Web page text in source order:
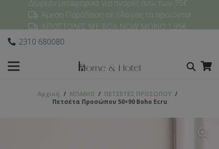
Δωρεάν μεταφορικά για αγορές άνω των 35€
Άμεση Παράδοση σε όλα μας τα προϊόντα!
ΑΠΟΣΤΟΛΕΣ ΜΕ BOX NOW ΜΟΝΟ 1,99€
2310 680080
Αρχική / ΜΠΑΝΙΟ / ΠΕΤΣΕΤΕΣ ΠΡΟΣΩΠΟΥ /
Πετσέτα Προσώπου 50×90 Boho Ecru